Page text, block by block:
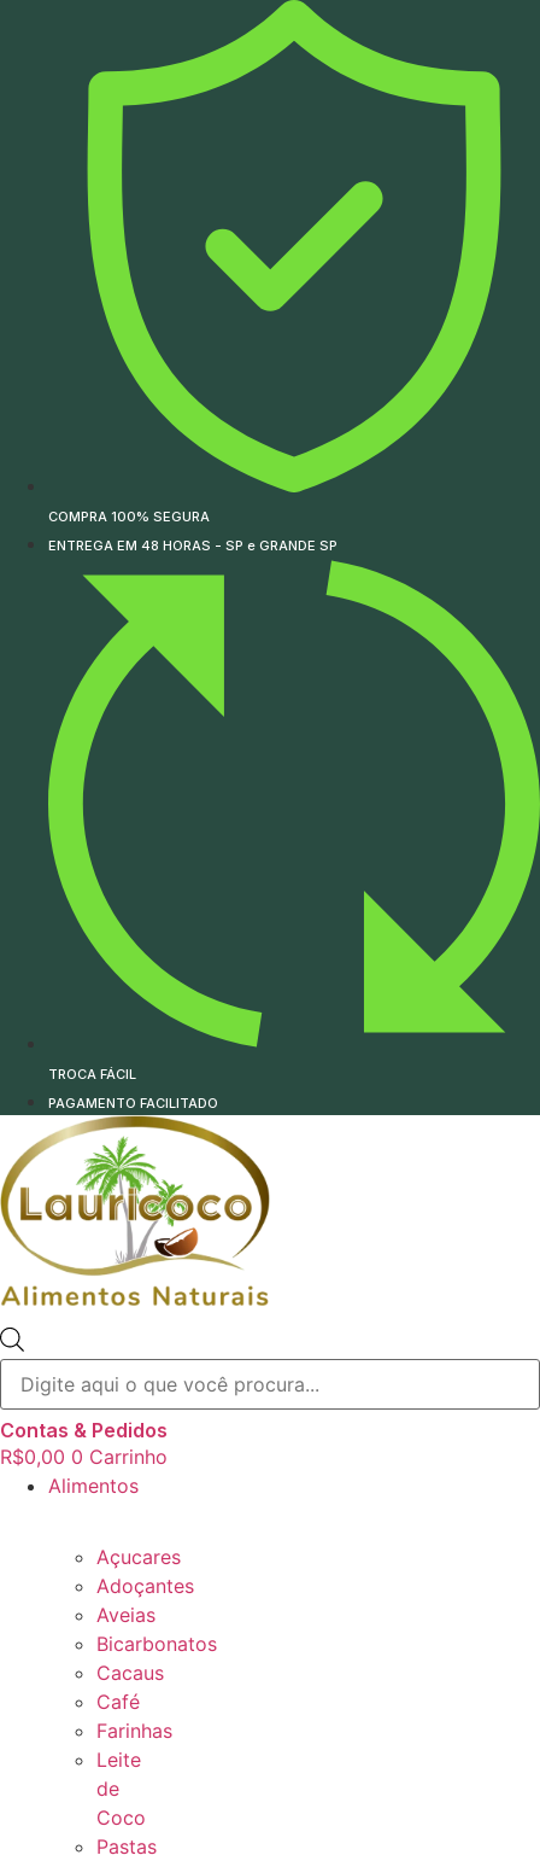
COMPRA 100% SEGURA
ENTREGA EM 48 HORAS - SP e GRANDE SP
TROCA FÁCIL
PAGAMENTO FACILITADO
produtos
Contas & Pedidos
R$0,00 0 Carrinho
Alimentos
Açucares
Adoçantes
Aveias
Bicarbonatos
Cacaus
Café
Farinhas
Leite
de
Coco
Pastas